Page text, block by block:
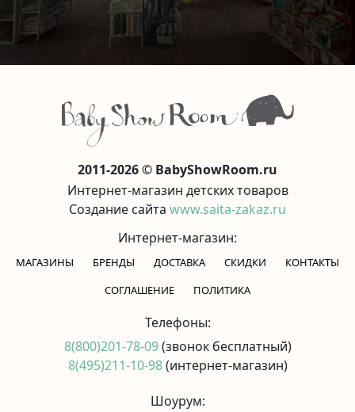
2011-2026 © BabyShowRoom.ru
Интернет-магазин детских товаров
Создание сайта www.saita-zakaz.ru
Интернет-магазин:
МАГАЗИНЫ БРЕНДЫ ДОСТАВКА СКИДКИ
КОНТАКТЫ
CОГЛАШЕНИЕ
ПОЛИТИКА
Телефоны:
8(800)201-78-09(звонок бесплатный)
8(495)211-10-98(интернет-магазин)
Шоурум: